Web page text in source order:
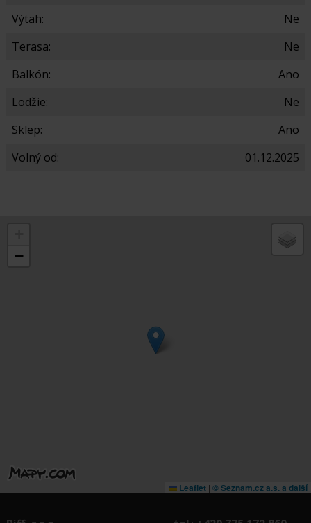
Výtah:
Ne
Terasa:
Ne
Balkón:
Ano
Lodžie:
Ne
Sklep:
Ano
Volný od:
01.12.2025
−
Leaflet | © Seznam.cz a.s. a další